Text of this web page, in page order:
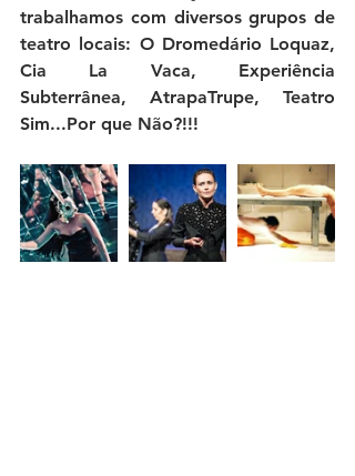
trabalhamos com diversos grupos de
teatro locais: O Dromedário Loquaz,
Cia La Vaca, Experiência
Subterrânea, AtrapaTrupe, Teatro
Sim...Por que Não?!!!